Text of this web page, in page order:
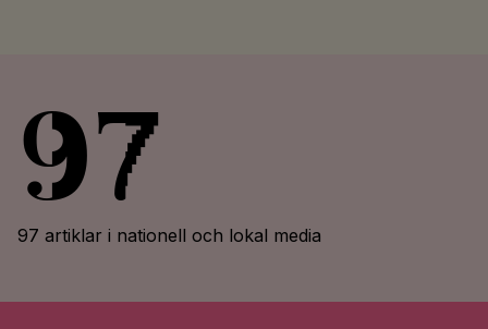
97
97 artiklar i nationell och lokal media